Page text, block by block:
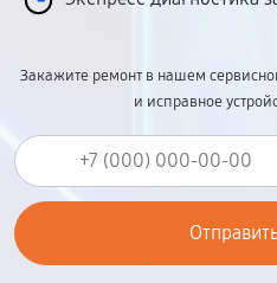
Закажите ремонт в нашем
и исправное